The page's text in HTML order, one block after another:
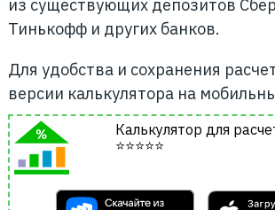
из существующих депозитов
Тинькофф и других банков.
Для удобства и сохранения
версии калькулятора на
Калькулятор для
⭐⭐⭐⭐⭐